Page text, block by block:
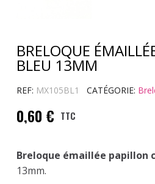
BRELOQUE
BLEU 13MM
REF MX105BL1 CATÉGORIE
0,60 € TTC
Breloque émaillée papillon
13mm.